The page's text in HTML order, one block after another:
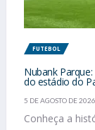
FUTEBOL
Nubank
do estádio do
5 DE AGOSTO DE 2026
Conheça a